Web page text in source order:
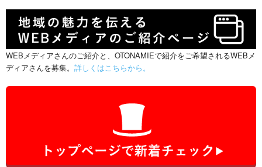
WEBメディアさんのご紹介と、OTONAMIEで紹介をご希望されるWEBメ
ディアさんを募集。 詳しくはこちらから。